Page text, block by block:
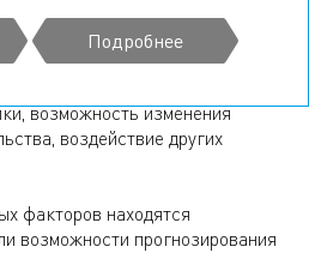
и экономической
изменения
возможность изменения
воздействие других
факторов находятся
возможности прогнозирования
Подробнее